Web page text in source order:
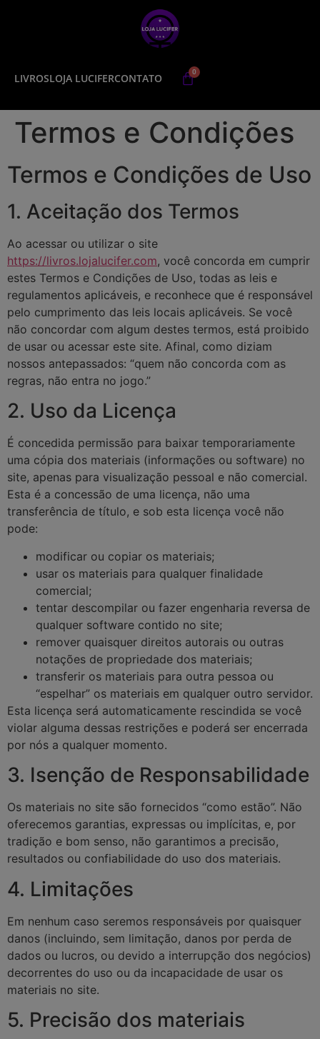
LIVROSLOJA LUCIFERCONTATO
Termos e Condições
Termos e Condições de Uso
1. Aceitação dos Termos
Ao acessar ou utilizar o site
https://livros.lojalucifer.com, você concorda em cumprir
estes Termos e Condições de Uso, todas as leis e
regulamentos aplicáveis, e reconhece que é responsável
pelo cumprimento das leis locais aplicáveis. Se você
não concordar com algum destes termos, está proibido
de usar ou acessar este site. Afinal, como diziam
nossos antepassados: “quem não concorda com as
regras, não entra no jogo.”
2. Uso da Licença
É concedida permissão para baixar temporariamente
uma cópia dos materiais (informações ou software) no
site, apenas para visualização pessoal e não comercial.
Esta é a concessão de uma licença, não uma
transferência de título, e sob esta licença você não
pode:
modificar ou copiar os materiais;
usar os materiais para qualquer finalidade
comercial;
tentar descompilar ou fazer engenharia reversa de
qualquer software contido no site;
remover quaisquer direitos autorais ou outras
notações de propriedade dos materiais;
transferir os materiais para outra pessoa ou
“espelhar” os materiais em qualquer outro servidor.
Esta licença será automaticamente rescindida se você
violar alguma dessas restrições e poderá ser encerrada
por nós a qualquer momento.
3. Isenção de Responsabilidade
Os materiais no site são fornecidos “como estão”. Não
oferecemos garantias, expressas ou implícitas, e, por
tradição e bom senso, não garantimos a precisão,
resultados ou confiabilidade do uso dos materiais.
4. Limitações
Em nenhum caso seremos responsáveis por quaisquer
danos (incluindo, sem limitação, danos por perda de
dados ou lucros, ou devido a interrupção dos negócios)
decorrentes do uso ou da incapacidade de usar os
materiais no site.
5. Precisão dos materiais